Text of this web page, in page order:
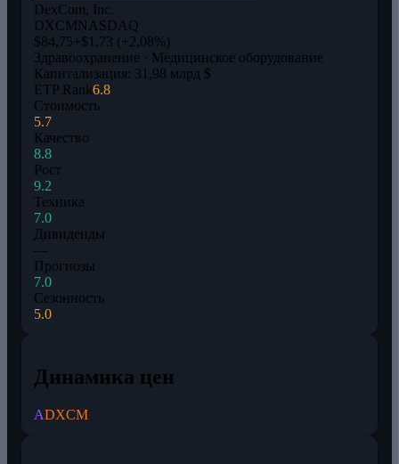
DexCom, Inc.
DXCMNASDAQ
$84,75+$1,73 (+2,08%)
Здравоохранение · Медицинское оборудование
Капитализация: 31,98 млрд $
ETP Rank6.8
Стоимость
5.7
Качество
8.8
Рост
9.2
Техника
7.0
Дивиденды
—
Прогнозы
7.0
Сезонность
5.0
Динамика цен
ADXCM